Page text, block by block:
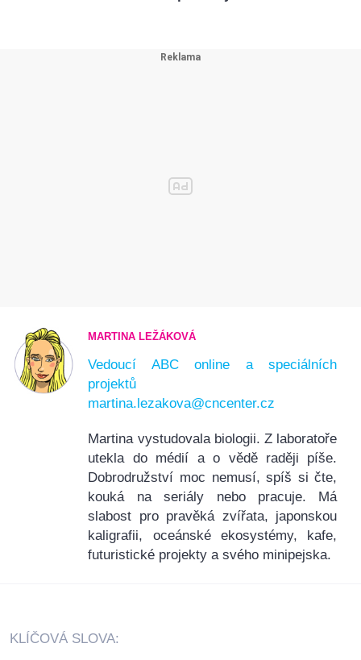
MARTINA LEŽÁKOVÁ
Vedoucí ABC online a speciálních
projektů
martina.lezakova@cncenter.cz
Martina vystudovala biologii. Z laboratoře
utekla do médií a o vědě raději píše.
Dobrodružství moc nemusí, spíš si čte,
kouká na seriály nebo pracuje. Má
slabost pro pravěká zvířata, japonskou
kaligrafii, oceánské ekosystémy, kafe,
futuristické projekty a svého minipejska.
KLÍČOVÁ SLOVA: